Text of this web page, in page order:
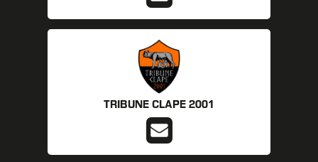
TRIBUNE CLAPE 2001